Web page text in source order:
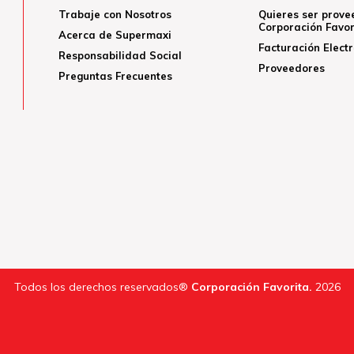
Trabaje con Nosotros
Acerca de Supermaxi
Responsabilidad Social
Preguntas Frecuentes
Quieres ser
Corporación
Facturación
Proveedores
Todos los derechos reservados® Corporación Favorita. 2026